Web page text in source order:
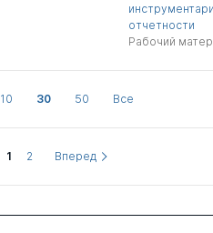
отчетности
Рабочий
10 30 50 Все
1 2 Вперед